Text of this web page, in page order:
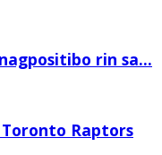
rin sa...
Raptors